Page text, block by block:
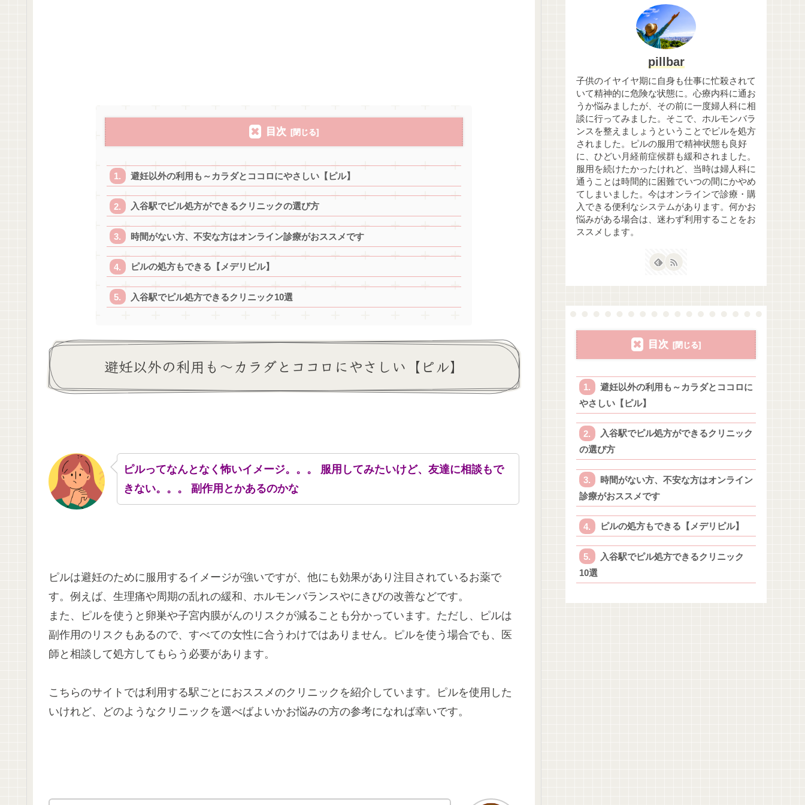
目次
避妊以外の利用も～カラダとココロにやさしい【ピル】
入谷駅でピル処方ができるクリニックの選び方
時間がない方、不安な方はオンライン診療がおススメです
ピルの処方もできる【メデリピル】
入谷駅でピル処方できるクリニック10選
避妊以外の利用も～カラダとココロにやさしい【ピル】
ピルってなんとなく怖いイメージ。。。 服用してみたいけど、友達に相談もで
きない。。。 副作用とかあるのかな
ピルは避妊のために服用するイメージが強いですが、他にも効果があり注目されているお薬で
す。例えば、生理痛や周期の乱れの緩和、ホルモンバランスやにきびの改善などです。
また、ピルを使うと卵巣や子宮内膜がんのリスクが減ることも分かっています。ただし、ピルは
副作用のリスクもあるので、すべての女性に合うわけではありません。ピルを使う場合でも、医
師と相談して処方してもらう必要があります。
こちらのサイトでは利用する駅ごとにおススメのクリニックを紹介しています。ピルを使用した
いけれど、どのようなクリニックを選べばよいかお悩みの方の参考になれば幸いです。
pillbar
子供のイヤイヤ期に自身も仕事に忙殺されて
いて精神的に危険な状態に。心療内科に通お
うか悩みましたが、その前に一度婦人科に相
談に行ってみました。そこで、ホルモンバラ
ンスを整えましょうということでピルを処方
されました。ピルの服用で精神状態も良好
に、ひどい月経前症候群も緩和されました。
服用を続けたかったけれど、当時は婦人科に
通うことは時間的に困難でいつの間にかやめ
てしまいました。今はオンラインで診療・購
入できる便利なシステムがあります。何かお
悩みがある場合は、迷わず利用することをお
ススメします。
目次
避妊以外の利用も～カラダとココロに
やさしい【ピル】
入谷駅でピル処方ができるクリニック
の選び方
時間がない方、不安な方はオンライン
診療がおススメです
ピルの処方もできる【メデリピル】
入谷駅でピル処方できるクリニック
10選